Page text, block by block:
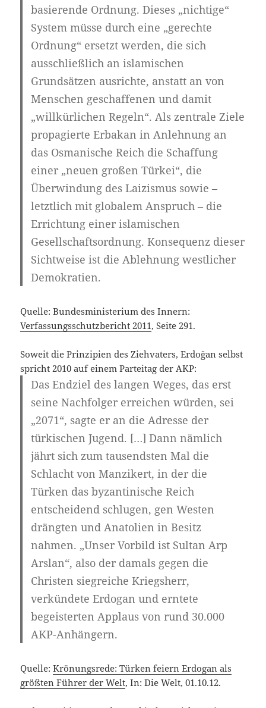
basierende Ordnung. Dieses „nichtige“
System müsse durch eine „gerechte
Ordnung“ ersetzt werden, die sich
ausschließlich an islamischen
Grundsätzen ausrichte, anstatt an von
Menschen geschaffenen und damit
„willkürlichen Regeln“. Als zentrale Ziele
propagierte Erbakan in Anlehnung an
das Osmanische Reich die Schaffung
einer „neuen großen Türkei“, die
Überwindung des Laizismus sowie –
letztlich mit globalem Anspruch – die
Errichtung einer islamischen
Gesellschaftsordnung. Konsequenz dieser
Sichtweise ist die Ablehnung westlicher
Demokratien.
Quelle: Bundesministerium des Innern:
Verfassungsschutzbericht 2011, Seite 291.
Soweit die Prinzipien des Ziehvaters, Erdoğan selbst
spricht 2010 auf einem Parteitag der AKP:
Das Endziel des langen Weges, das erst
seine Nachfolger erreichen würden, sei
„2071“, sagte er an die Adresse der
türkischen Jugend. […] Dann nämlich
jährt sich zum tausendsten Mal die
Schlacht von Manzikert, in der die
Türken das byzantinische Reich
entscheidend schlugen, gen Westen
drängten und Anatolien in Besitz
nahmen. „Unser Vorbild ist Sultan Arp
Arslan“, also der damals gegen die
Christen siegreiche Kriegsherr,
verkündete Erdogan und erntete
begeisterten Applaus von rund 30.000
AKP-Anhängern.
Quelle:Krönungsrede: Türken feiern Erdogan als
größten Führer der Welt, In: Die Welt, 01.10.12.